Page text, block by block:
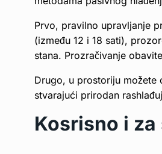
Prvo, pravilno upravljanje
(između 12 i 18 sati),
stana. Prozračivanje
Drugo, u prostoriju možete
stvarajući prirodan
Kosrisno i